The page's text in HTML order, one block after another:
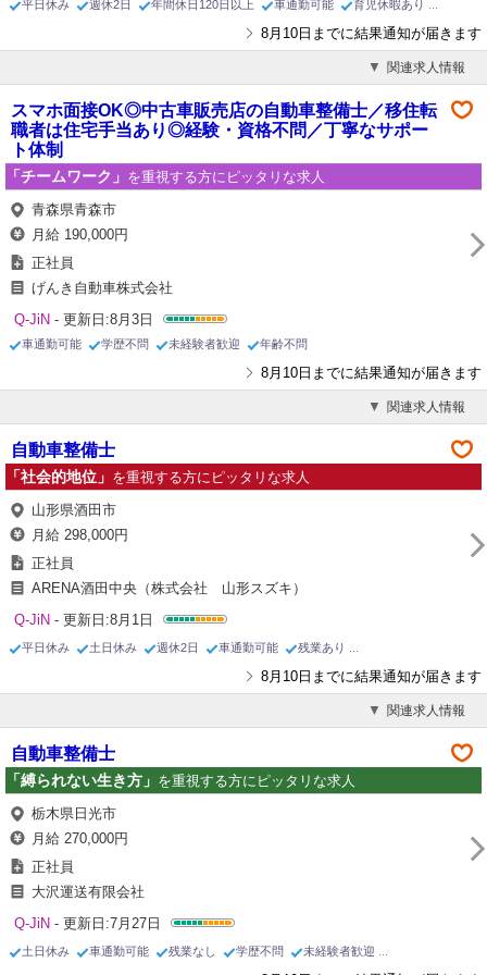
平日休み 週休2日 年間休日120日以上 車通勤可能 育児休暇あり
8月10日までに結果通知が届きます
関連求人情報
スマホ面接OK◎中古車販売店の自動車整備士／移住転
職者は住宅手当あり◎経験・資格不問／丁寧なサポー
ト体制
「チームワーク」 を重視する方にピッタリな求人
青森県青森市
月給 190,000円
正社員
げんき自動車株式会社
Q-JiN - 更新日:8月3日
車通勤可能 学歴不問 未経験者歓迎 年齢不問
8月10日までに結果通知が届きます
関連求人情報
自動車整備士
「社会的地位」 を重視する方にピッタリな求人
山形県酒田市
月給 298,000円
正社員
ARENA酒田中央（株式会社 山形スズキ）
Q-JiN - 更新日:8月1日
平日休み 土日休み 週休2日 車通勤可能 残業あり
8月10日までに結果通知が届きます
関連求人情報
自動車整備士
「縛られない生き方」 を重視する方にピッタリな求人
栃木県日光市
月給 270,000円
正社員
大沢運送有限会社
Q-JiN - 更新日:7月27日
土日休み 車通勤可能 残業なし 学歴不問 未経験者歓迎